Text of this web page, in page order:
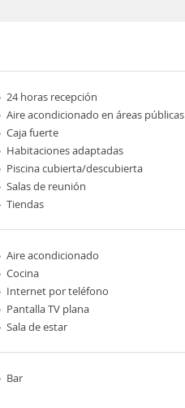
24 horas recepción
Aire acondicionado en áreas públicas
Caja fuerte
Habitaciones adaptadas
Piscina cubierta/descubierta
Salas de reunión
Tiendas
Aire acondicionado
Cocina
Internet por teléfono
Pantalla TV plana
Sala de estar
Bar